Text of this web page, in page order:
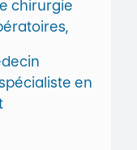
chirurgie
en